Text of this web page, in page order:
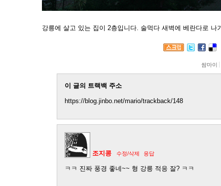
강릉에 살고 있는 집이 2층입니다. 술먹다 새벽에 베란다로 나
쌈마이
이 글의 트랙백 주소
https://blog.jinbo.net/mario/trackback/148
조지콩 수정/삭제 응답
ㅋㅋ 진짜 풍경 좋네~~ 형 강릉 적응 잘? ㅋㅋ